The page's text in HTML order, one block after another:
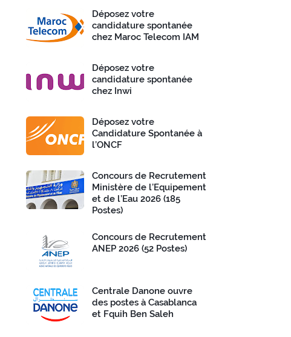
Déposez votre
candidature spontanée
chez Maroc Telecom IAM
Déposez votre
candidature spontanée
chez Inwi
Déposez votre
Candidature Spontanée à
l’ONCF
Concours de Recrutement
Ministère de l’Equipement
et de l’Eau 2026 (185
Postes)
Concours de Recrutement
ANEP 2026 (52 Postes)
Centrale Danone ouvre
des postes à Casablanca
et Fquih Ben Saleh